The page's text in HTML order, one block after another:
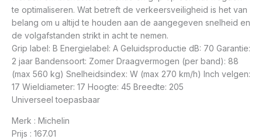
te optimaliseren. Wat betreft de verkeersveiligheid is het van
belang om u altijd te houden aan de aangegeven snelheid en
de volgafstanden strikt in acht te nemen.
Grip label: B Energielabel: A Geluidsproductie dB: 70 Garantie:
2 jaar Bandensoort: Zomer Draagvermogen (per band): 88
(max 560 kg) Snelheidsindex: W (max 270 km/h) Inch velgen:
17 Wieldiameter: 17 Hoogte: 45 Breedte: 205
Universeel toepasbaar
Merk : Michelin
Prijs : 167.01